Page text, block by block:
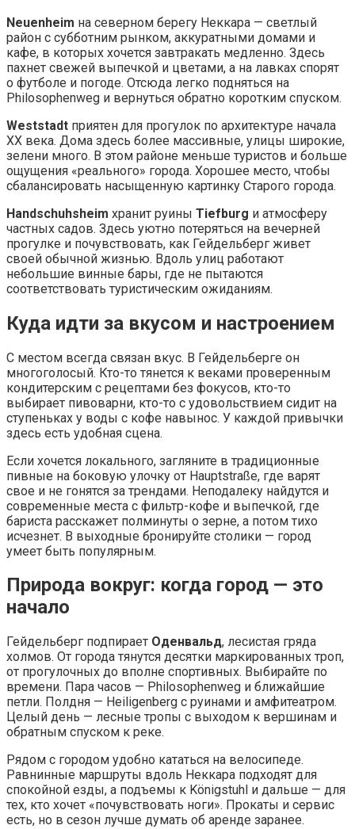
Neuenheim на северном берегу Неккара — светлый
район с субботним рынком, аккуратными домами и
кафе, в которых хочется завтракать медленно. Здесь
пахнет свежей выпечкой и цветами, а на лавках спорят
о футболе и погоде. Отсюда легко подняться на
Philosophenweg и вернуться обратно коротким спуском.
Weststadt приятен для прогулок по архитектуре начала
XX века. Дома здесь более массивные, улицы широкие,
зелени много. В этом районе меньше туристов и больше
ощущения «реального» города. Хорошее место, чтобы
сбалансировать насыщенную картинку Старого города.
Handschuhsheim хранит руины Tiefburg и атмосферу
частных садов. Здесь уютно потеряться на вечерней
прогулке и почувствовать, как Гейдельберг живет
своей обычной жизнью. Вдоль улиц работают
небольшие винные бары, где не пытаются
соответствовать туристическим ожиданиям.
Куда идти за вкусом и настроением
С местом всегда связан вкус. В Гейдельберге он
многоголосый. Кто-то тянется к веками проверенным
кондитерским с рецептами без фокусов, кто-то
выбирает пивоварни, кто-то с удовольствием сидит на
ступеньках у воды с кофе навынос. У каждой привычки
здесь есть удобная сцена.
Если хочется локального, загляните в традиционные
пивные на боковую улочку от Hauptstraße, где варят
свое и не гонятся за трендами. Неподалеку найдутся и
современные места с фильтр-кофе и выпечкой, где
бариста расскажет полминуты о зерне, а потом тихо
исчезнет. В выходные бронируйте столики — город
умеет быть популярным.
Природа вокруг: когда город — это
начало
Гейдельберг подпирает Оденвальд, лесистая гряда
холмов. От города тянутся десятки маркированных троп,
от прогулочных до вполне спортивных. Выбирайте по
времени. Пара часов — Philosophenweg и ближайшие
петли. Полдня — Heiligenberg с руинами и амфитеатром.
Целый день — лесные тропы с выходом к вершинам и
обратным спуском к реке.
Рядом с городом удобно кататься на велосипеде.
Равнинные маршруты вдоль Неккара подходят для
спокойной езды, а подъемы к Königstuhl и дальше — для
тех, кто хочет «почувствовать ноги». Прокаты и сервис
есть, но в сезон лучше думать об аренде заранее.